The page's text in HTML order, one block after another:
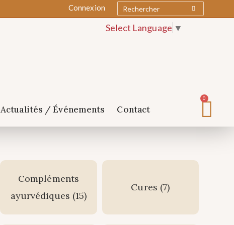
Connexion
Select Language ▼
Actualités / Événements Contact
0
Compléments
ayurvédiques (15)
Cures (7)